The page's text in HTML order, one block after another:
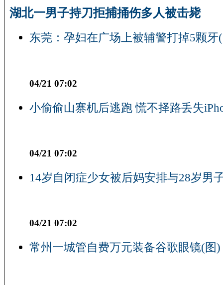
湖北一男子持刀拒捕捅伤多人被击毙
东莞：孕妇在广场上被辅警打掉5颗牙
04/21 07:02
小偷偷山寨机后逃跑 慌不择路丢失
04/21 07:02
14岁自闭症少女被后妈安排与28岁男
04/21 07:02
常州一城管自费万元装备谷歌眼镜(图)